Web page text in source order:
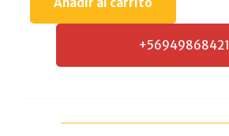
+56949868421